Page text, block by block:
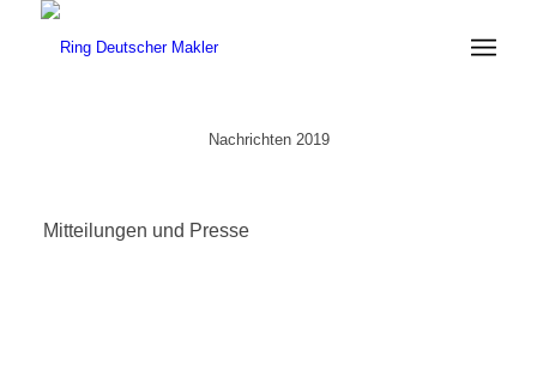
Nachrichten 2019
Mitteilungen und Presse